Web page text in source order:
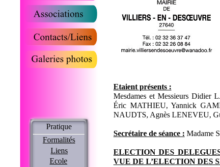
Etaient présents :
Mesdames et Messieurs
Éric MATHIEU, Yannick
NAUDTS, Agnès LENEVEU,
Secrétaire de séance : Madame
ELECTION DES
VUE DE L’ELECTION DES
Pratique
Formalités
Liens
Ecole